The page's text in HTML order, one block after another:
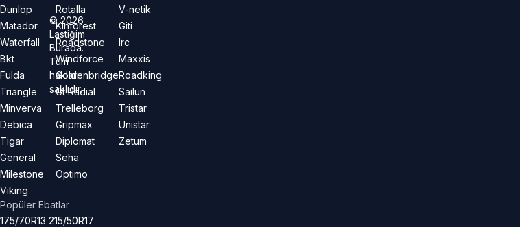
Dunlop
Matador
Waterfall
Bkt
Fulda
Triangle
Minverva
Debica
Tigar
General
Milestone
Viking
Rotalla
Kinforest
Roadstone
Windforce
Goldenbridge
Gt Radial
Trelleborg
Gripmax
Diplomat
Seha
Optimo
V-netik
Giti
Irc
Maxxis
Roadking
Sailun
Tristar
Unistar
Zetum
Popüler Ebatlar
175/70R13 215/50R17
©2026
Lastiğim
Burada.
Tüm
hakları
saklıdır.